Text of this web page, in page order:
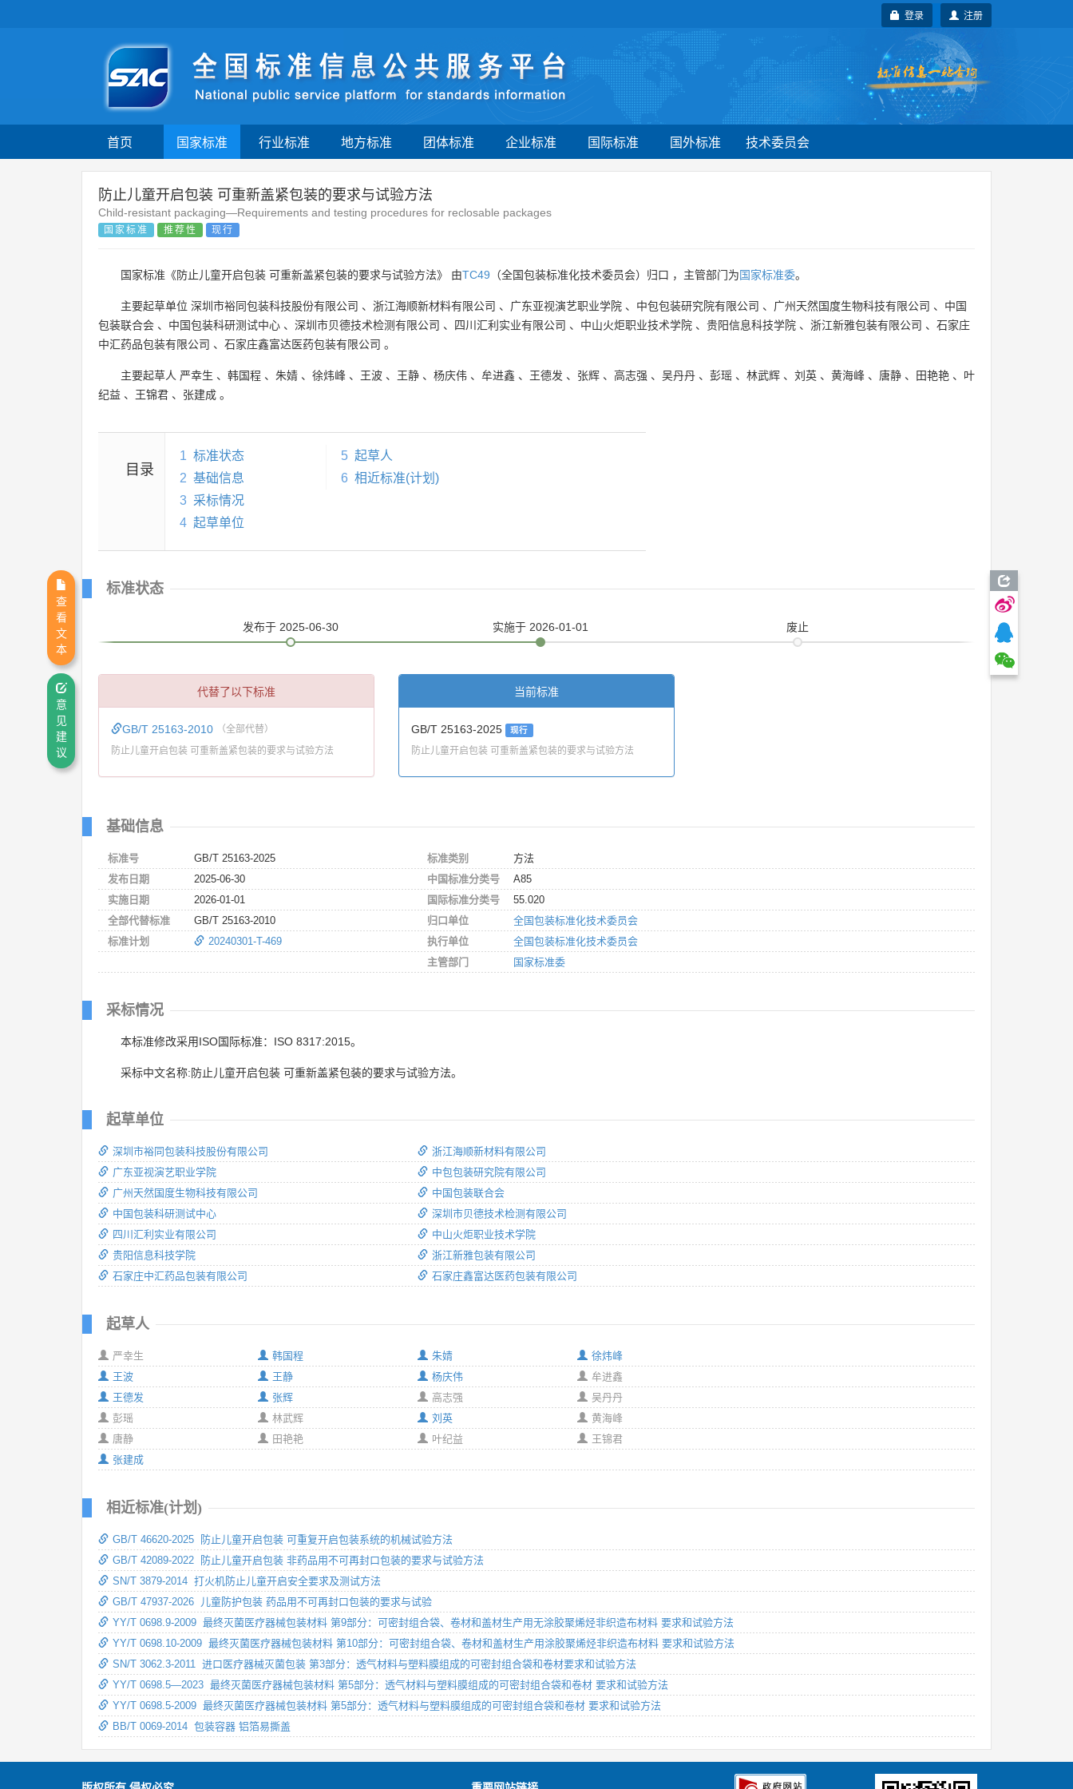
注册
登录
首页 国家标准 行业标准 地方标准 团体标准 企业标准 国际标准 国外标准 技术委员会
防止儿童开启包装 可重新盖紧包装的要求与试验方法
Child-resistant packaging—Requirements and testing procedures for reclosable packages
国家标准 推荐性 现行
国家标准《防止儿童开启包装 可重新盖紧包装的要求与试验方法》 由TC49 （全国包装标准化技术委员会）归口 ，主管部门为国家标准委。
主要起草单位 深圳市裕同包装科技股份有限公司 、 浙江海顺新材料有限公司 、 广东亚视演艺职业学院 、 中包包装研究院有限公司 、 广州天然国度生物科技有限公司 、 中国
包装联合会 、 中国包装科研测试中心 、 深圳市贝德技术检测有限公司 、 四川汇利实业有限公司 、 中山火炬职业技术学院 、 贵阳信息科技学院 、 浙江新雅包装有限公司 、 石家庄
中汇药品包装有限公司 、 石家庄鑫富达医药包装有限公司 。
主要起草人 严幸生 、 韩国程 、 朱婧 、 徐炜峰 、 王波 、 王静 、 杨庆伟 、 牟进鑫 、 王德发 、 张辉 、 高志强 、 吴丹丹 、 彭瑶 、 林武辉 、 刘英 、 黄海峰 、 唐静 、 田艳艳 、 叶
纪益 、 王锦君 、 张建成 。
目录
1 标准状态
2 基础信息
3 采标情况
4 起草单位
5 起草人
6 相近标准(计划)
标准状态
发布于 2025-06-30 实施于 2026-01-01 废止
代替了以下标准
GB/T 25163-2010 （全部代替）
防止儿童开启包装 可重新盖紧包装的要求与试验方法
当前标准
GB/T 25163-2025 现行
防止儿童开启包装 可重新盖紧包装的要求与试验方法
基础信息
标准号
GB/T 25163-2025
发布日期
2025-06-30
实施日期
2026-01-01
全部代替标准
GB/T 25163-2010
标准计划
20240301-T-469
标准类别
方法
中国标准分类号
A85
国际标准分类号
55.020
归口单位
全国包装标准化技术委员会
执行单位
全国包装标准化技术委员会
主管部门
国家标准委
采标情况
本标准修改采用ISO国际标准：ISO 8317:2015。
采标中文名称:防止儿童开启包装 可重新盖紧包装的要求与试验方法。
起草单位
深圳市裕同包装科技股份有限公司
广东亚视演艺职业学院
广州天然国度生物科技有限公司
中国包装科研测试中心
四川汇利实业有限公司
贵阳信息科技学院
石家庄中汇药品包装有限公司
浙江海顺新材料有限公司
中包包装研究院有限公司
中国包装联合会
深圳市贝德技术检测有限公司
中山火炬职业技术学院
浙江新雅包装有限公司
石家庄鑫富达医药包装有限公司
起草人
严幸生
韩国程
王波
王静
王德发
张辉
彭瑶
林武辉
唐静
田艳艳
张建成
朱婧
徐炜峰
杨庆伟
牟进鑫
高志强
吴丹丹
刘英
黄海峰
叶纪益
王锦君
相近标准(计划)
GB/T 46620-2025 防止儿童开启包装 可重复开启包装系统的机械试验方法
GB/T 42089-2022 防止儿童开启包装 非药品用不可再封口包装的要求与试验方法
SN/T 3879-2014 打火机防止儿童开启安全要求及测试方法
GB/T 47937-2026 儿童防护包装 药品用不可再封口包装的要求与试验
YY/T 0698.9-2009 最终灭菌医疗器械包装材料 第9部分：可密封组合袋、卷材和盖材生产用无涂胶聚烯烃非织造布材料 要求和试验方法
YY/T 0698.10-2009 最终灭菌医疗器械包装材料 第10部分：可密封组合袋、卷材和盖材生产用涂胶聚烯烃非织造布材料 要求和试验方法
SN/T 3062.3-2011 进口医疗器械灭菌包装 第3部分：透气材料与塑料膜组成的可密封组合袋和卷材要求和试验方法
YY/T 0698.5—2023 最终灭菌医疗器械包装材料 第5部分：透气材料与塑料膜组成的可密封组合袋和卷材 要求和试验方法
YY/T 0698.5-2009 最终灭菌医疗器械包装材料 第5部分：透气材料与塑料膜组成的可密封组合袋和卷材 要求和试验方法
BB/T 0069-2014 包装容器 铝箔易撕盖
查
看
文
本
意
见
建
议